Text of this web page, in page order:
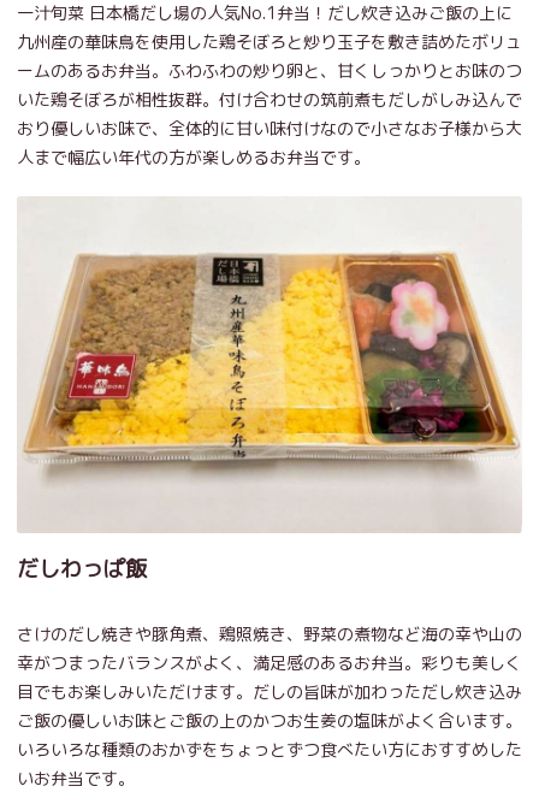
一汁旬菜 日本橋だし場の人気No.1弁当！だし炊き込みご飯の上に
九州産の華味鳥を使用した鶏そぼろと炒り玉子を敷き詰めたボリュ
ームのあるお弁当。ふわふわの炒り卵と、甘くしっかりとお味のつ
いた鶏そぼろが相性抜群。付け合わせの筑前煮もだしがしみ込んで
おり優しいお味で、全体的に甘い味付けなので小さなお子様から大
人まで幅広い年代の方が楽しめるお弁当です。
だしわっぱ飯
さけのだし焼きや豚角煮、鶏照焼き、野菜の煮物など海の幸や山の
幸がつまったバランスがよく、満足感のあるお弁当。彩りも美しく
目でもお楽しみいただけます。だしの旨味が加わっただし炊き込み
ご飯の優しいお味とご飯の上のかつお生姜の塩味がよく合います。
いろいろな種類のおかずをちょっとずつ食べたい方におすすめした
いお弁当です。